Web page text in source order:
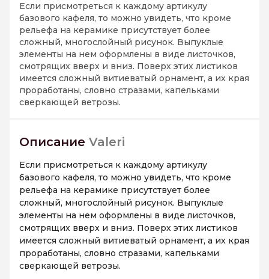
Если присмотреться к каждому артикулу
базового кафеля, то можно увидеть, что кроме
рельефа на керамике присутствует более
сложный, многослойный рисунок. Выпуклые
элементы на нем оформлены в виде листочков,
смотрящих вверх и вниз. Поверх этих листиков
имеется сложный витиеватый орнамент, а их края
проработаны, словно стразами, капельками
сверкающей ветрозы.
Описание Valeri
Если присмотреться к каждому артикулу
базового кафеля, то можно увидеть, что кроме
рельефа на керамике присутствует более
сложный, многослойный рисунок. Выпуклые
элементы на нем оформлены в виде листочков,
смотрящих вверх и вниз. Поверх этих листиков
имеется сложный витиеватый орнамент, а их края
проработаны, словно стразами, капельками
сверкающей ветрозы.